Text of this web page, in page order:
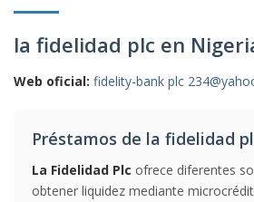
la fidelidad plc en
Web oficial: fidelity-bank plc
Préstamos de la fidelidad
La Fidelidad Plc ofrece diferentes
obtener liquidez mediante